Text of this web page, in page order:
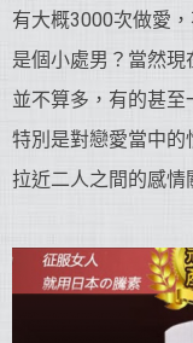
有大概3000次做愛
是個小處男？當然
並不算多，有的甚至
特別是對戀愛當中
拉近二人之間的感情